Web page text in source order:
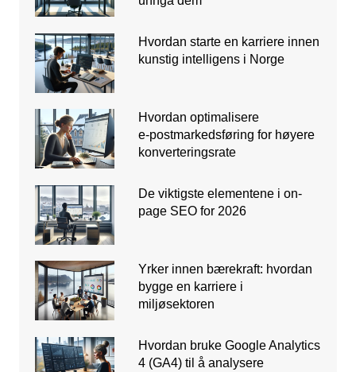
Hvordan starte en karriere innen
kunstig intelligens i Norge
Hvordan optimalisere
e‑postmarkedsføring for høyere
konverteringsrate
De viktigste elementene i on-
page SEO for 2026
Yrker innen bærekraft: hvordan
bygge en karriere i
miljøsektoren
Hvordan bruke Google Analytics
4 (GA4) til å analysere